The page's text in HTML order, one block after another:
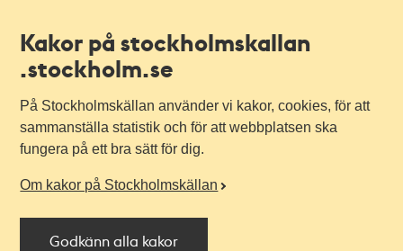
Kakor på stockholmskallan
.stockholm.se
På Stockholmskällan använder vi kakor, cookies, för att
sammanställa statistik och för att webbplatsen ska
fungera på ett bra sätt för dig.
Om kakor på Stockholmskällan
Godkänn alla kakor